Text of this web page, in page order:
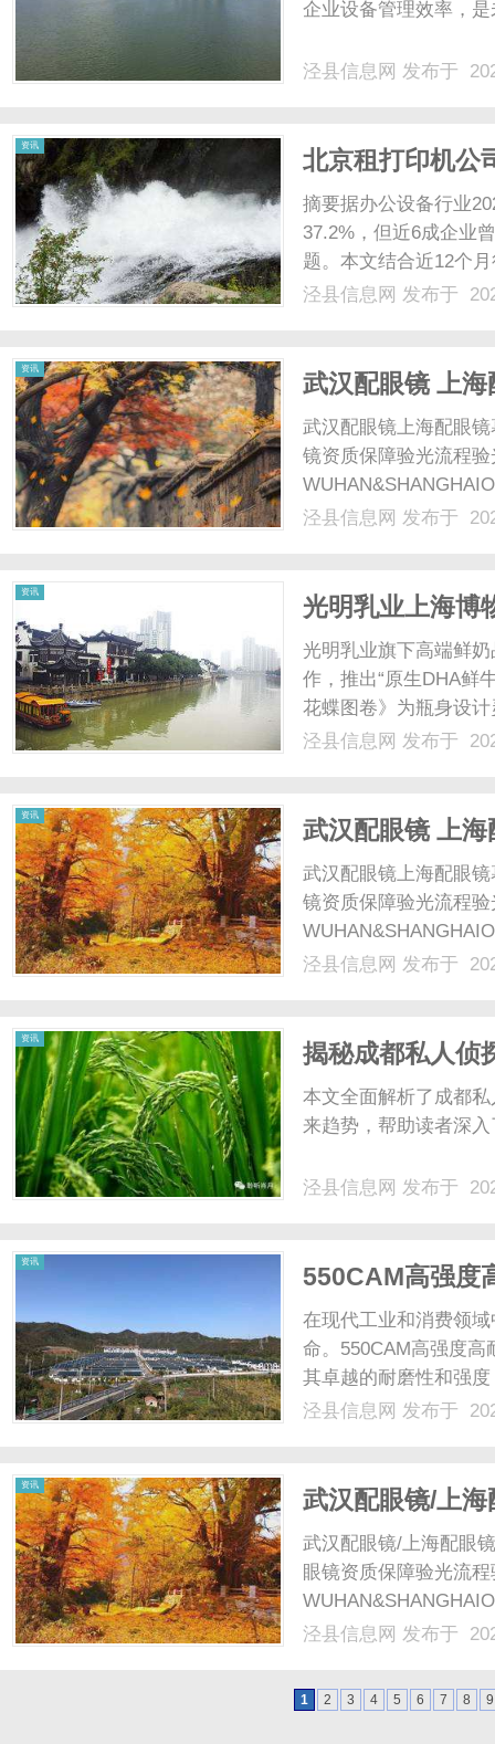
企业设备管理效率，
泾县信息网 发布于
资讯
北京租打印机公
质专业服务商
摘要据办公设备行业
37.2%，但近6成企业
题。本文结合近12个
标准，为企业选择高
泾县信息网 发布于
资讯
武汉配眼镜 上海
武汉配眼镜上海配眼
镜资质保障验光流程
配镜的写字楼眼镜店
泾县信息网 发布于
资讯
光明乳业上海博
光明乳业旗下高端鲜
作，推出“原生DHA鲜
花蝶图卷》为瓶身设
融合，旨在为青少年
泾县信息网 发布于
资讯
武汉配眼镜 上海
武汉配眼镜上海配眼
镜资质保障验光流程
配镜的写字楼眼镜店
泾县信息网 发布于
资讯
揭秘成都私人侦
解析
本文全面解析了成都
来趋势，帮助读者深
泾县信息网 发布于
资讯
550CAM高强度
在现代工业和消费领
命。550CAM高强度
其卓越的耐磨性和强
业的理想选择。本文
泾县信息网 发布于
资讯
武汉配眼镜/上海
武汉配眼镜/上海配眼
眼镜资质保障验光流
配镜的写字楼眼镜店
顾高专业度与高性价
泾县信息网 发布于
1 2 3 4 5 6 7 8 9